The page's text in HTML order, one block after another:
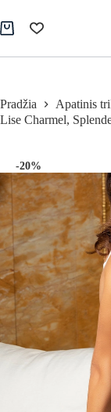
to
content
Pirkinių
Pradžia
Apatinis
Lise Charmel,
-20%